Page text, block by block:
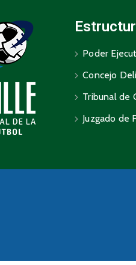
Poder
Concejo
Tribunal de
Juzgado de